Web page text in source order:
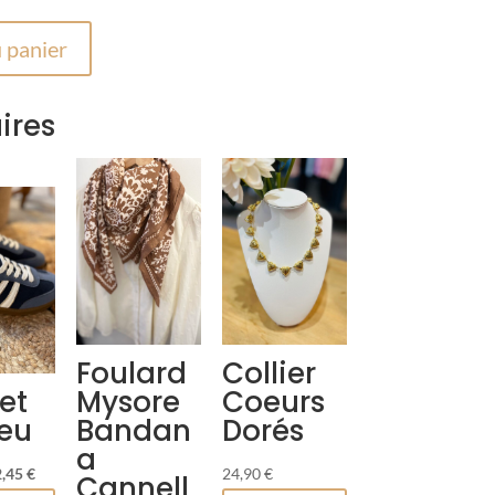
panier
€Le
Foulard
Mysore
Bandan
a
Collier
Coeurs
Dorés
24,90€